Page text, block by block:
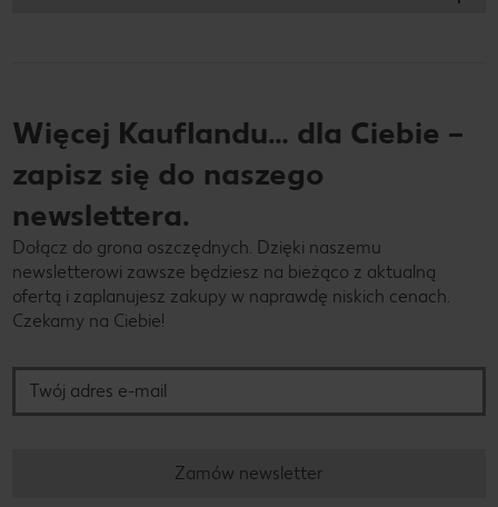
Więcej Kauflandu… dla Ciebie –
zapisz się do naszego
newslettera.
Dołącz do grona oszczędnych. Dzięki naszemu
newsletterowi zawsze będziesz na bieżąco z aktualną
ofertą i zaplanujesz zakupy w naprawdę niskich cenach.
Czekamy na Ciebie!
Zamów newsletter